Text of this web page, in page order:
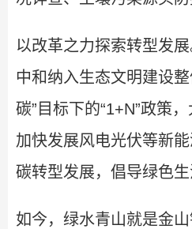
以改革之力探索转型发
中和纳入生态文明建设
碳”目标下的“1+N”政策
加快发展风电光伏等新
碳转型发展，倡导绿色生
如今，绿水青山就是金